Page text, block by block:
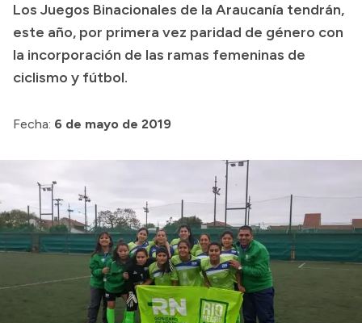
Consulta de expedientes
Consulta de pago a proveedores
Convocatorias
Login
Los Juegos Binacionales de la Araucanía tendrán,
este año, por primera vez paridad de género con
la incorporación de las ramas femeninas de
ciclismo y fútbol.
Fecha: 6 de mayo de 2019